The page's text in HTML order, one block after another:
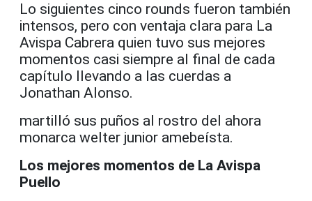
Lo siguientes cinco rounds fueron también
intensos, pero con ventaja clara para La
Avispa Cabrera quien tuvo sus mejores
momentos casi siempre al final de cada
capítulo llevando a las cuerdas a
Jonathan Alonso.
martilló sus puños al rostro del ahora
monarca welter junior amebeísta.
Los mejores momentos de La Avispa
Puello